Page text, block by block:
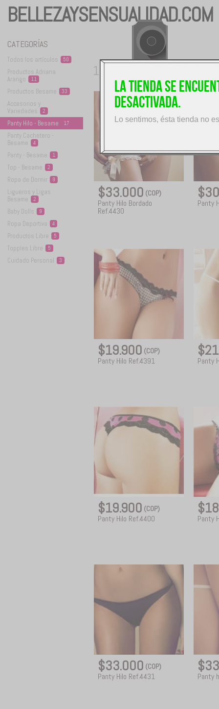
BELLEZAYSENSUALIDAD.COM
CATEGORÍAS
Todos los artículos 50
Productos Adriana
Arango
11
Productos Besame 33
Accesorios y
Variedades
2
Panty Hilo - Besame 17
Panty Cachetero -
Besame
4
Panty - Besame 1
Top - Besame 2
Ropa de Dormir 9
Ligueros y Ligas
Besame
2
Baby Dolls 9
Ropa Deportiva 4
Productos Libre 5
Topples Libre 5
Cuidado Personal 3
17
$33.000(COP)
Panty Hilo Bordado
Ref.4430
Panty
$19.900(COP)
Panty Hilo Ref.4391 Panty
$19.900(COP)
Panty Hilo Ref.4400 Panty
$33.000(COP)
Panty Hilo Ref.4431 Panty
La tienda se
desactivada.
Lo sentimos, ésta tienda no